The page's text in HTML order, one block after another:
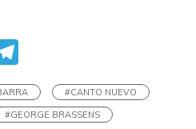
#CANTO NUEVO
#GEORGE BRASSENS